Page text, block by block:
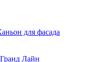
для фасада
Лайн